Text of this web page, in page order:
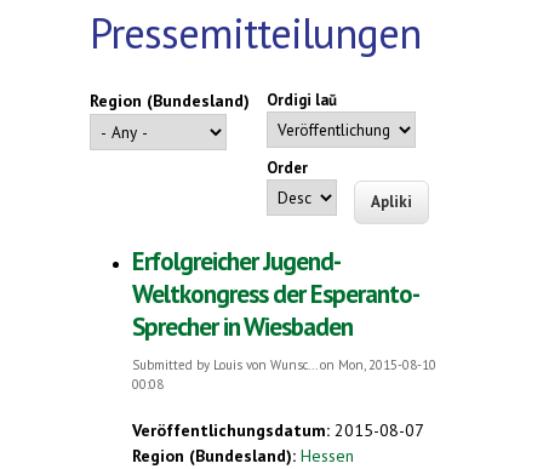
Pressemitteilungen
Region (Bundesland) Ordigi laŭ
Order
Erfolgreicher Jugend-
Weltkongress der Esperanto-
Sprecher in Wiesbaden
Submitted by Louis von Wunsc...on Mon, 2015-08-10
00:08
Veröffentlichungsdatum: 2015-08-07
Region (Bundesland): Hessen